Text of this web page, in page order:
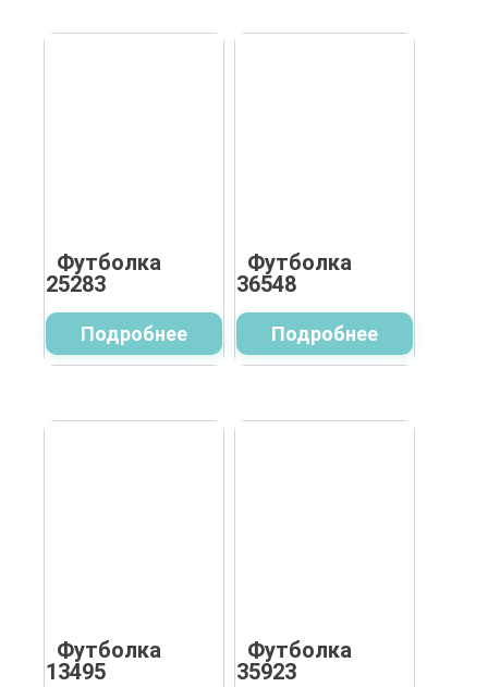
Футболка
25283
Подробнее
Футболка
36548
Подробнее
Футболка
13495
Футболка
35923